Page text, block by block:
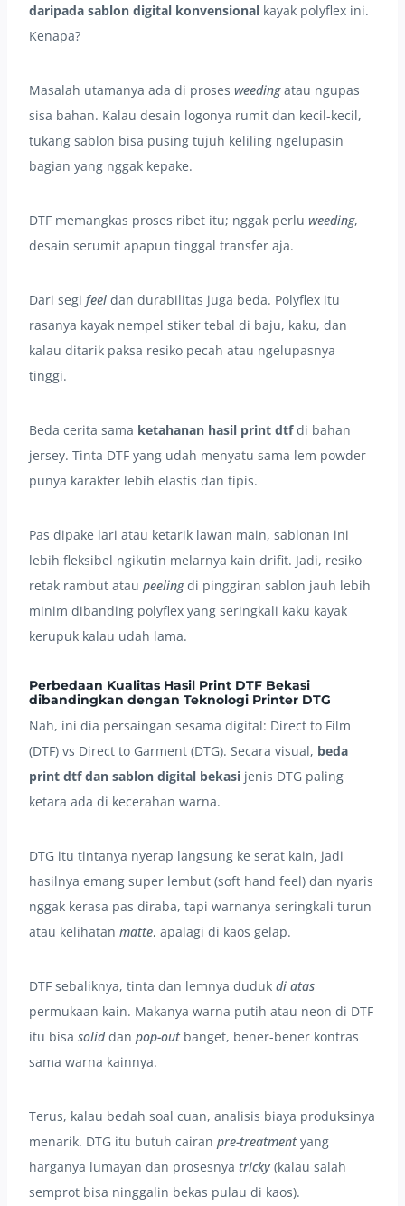
daripada sablon digital konvensional kayak polyflex ini.
Kenapa?
Masalah utamanya ada di proses weedingatau ngupas
sisa bahan. Kalau desain logonya rumit dan kecil-kecil,
tukang sablon bisa pusing tujuh keliling ngelupasin
bagian yang nggak kepake.
DTF memangkas proses ribet itu; nggak perlu weeding,
desain serumit apapun tinggal transfer aja.
Dari segi feel dan durabilitas juga beda. Polyflex itu
rasanya kayak nempel stiker tebal di baju, kaku, dan
kalau ditarik paksa resiko pecah atau ngelupasnya
tinggi.
Beda cerita sama ketahanan hasil print dtfdi bahan
jersey. Tinta DTF yang udah menyatu sama lem powder
punya karakter lebih elastis dan tipis.
Pas dipake lari atau ketarik lawan main, sablonan ini
lebih fleksibel ngikutin melarnya kain drifit. Jadi, resiko
retak rambut atau peelingdi pinggiran sablon jauh lebih
minim dibanding polyflex yang seringkali kaku kayak
kerupuk kalau udah lama.
Perbedaan Kualitas Hasil Print DTF Bekasi
dibandingkan dengan Teknologi Printer DTG
Nah, ini dia persaingan sesama digital: Direct to Film
(DTF) vs Direct to Garment (DTG). Secara visual, beda
print dtf dan sablon digital bekasi jenis DTG paling
ketara ada di kecerahan warna.
DTG itu tintanya nyerap langsung ke serat kain, jadi
hasilnya emang super lembut (soft hand feel) dan nyaris
nggak kerasa pas diraba, tapi warnanya seringkali turun
atau kelihatan matte, apalagi di kaos gelap.
DTF sebaliknya, tinta dan lemnya duduk di atas
permukaan kain. Makanya warna putih atau neon di DTF
itu bisa soliddan pop-outbanget, bener-bener kontras
sama warna kainnya.
Terus, kalau bedah soal cuan, analisis biaya produksinya
menarik. DTG itu butuh cairan pre-treatmentyang
harganya lumayan dan prosesnya tricky (kalau salah
semprot bisa ninggalin bekas pulau di kaos).